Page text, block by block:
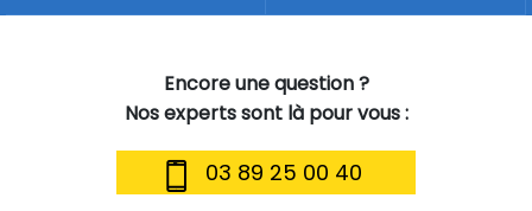
Encore une question ?
Nos experts sont là pour vous :
03 89 25 00 40